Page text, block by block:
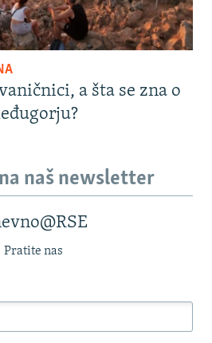
a šta se zna o
naš newsletter
Pratite nas